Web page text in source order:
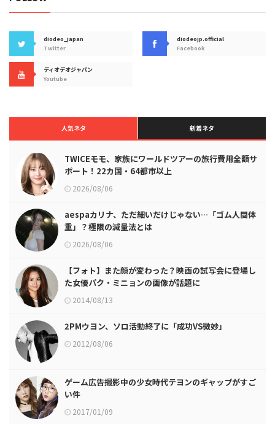
diodeo_japan
Twitter
diodeojp.official
Facebook
ディオデオジャパン
Youtube
人気ネタ 新着ネタ
TWICEモモ、家族にワールドツアーの旅行費用全額サ
ポート！22カ国・64都市以上
2026/08/06
aespaカリナ、ただ細いだけじゃない…「ゴム人間体
重」？極限の減量法とは
2026/08/06
【フォト】また顔が変わった？映画の試写会に登場し
た女優パク・ミニョンの画像が話題に
2014/08/13
2PMウヨン、ソロ活動終了に「成功VS微妙」
2012/08/06
ゲーム広告撮影中の少女時代テヨンのギャップがすご
い件
2017/01/09